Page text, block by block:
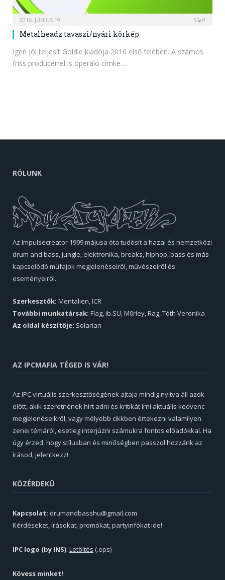
2016. JÚNIUS 19. 0
Metalheadz tavaszi/nyári körkép
Igen jól teljesít Goldie kiadója 2016 első felében. A számos
friss producerrel is operáló címke…
RÓLUNK
Az Impulsecreator 1999 májusa óta tudósít a hazai és nemzetközi
drum and bass, jungle, elektronika, breaks, hiphop, bass és más
kapcsolódó műfajok megjelenéseiről, művészeiről és
eseményeiről.
Szerkesztők: Mentalien, ICR
További munkatársak: Flag, ib.SU, M0rley, Rag, Tóth Veronika
Az oldal készítője: Solarian
AZ IPCMAFIA TÉGED IS VÁR!
Az IPC virtuális szerkesztőségének ajtaja mindig nyitva áll azok
előtt, akik szeretnének hírt adni és kritikát írni aktuális kedvenc
megjelenéseikről, vagy mélyebb cikkben értekezni valamilyen
zenei témáról, esetleg interjúzni számukra fontos előadókkal. Ha
úgy érzed, hogy stílusban és minőségben passzol hozzánk az
írásod, jelentkezz!
KÖZÉRDEKŰ
Kapcsolat: drumandbasshu@gmail.com
Kérdéseket, írásokat, promókat, partyinfókat ide!
IPC logo (by INS): Letöltés (.eps)
Kövess minket!